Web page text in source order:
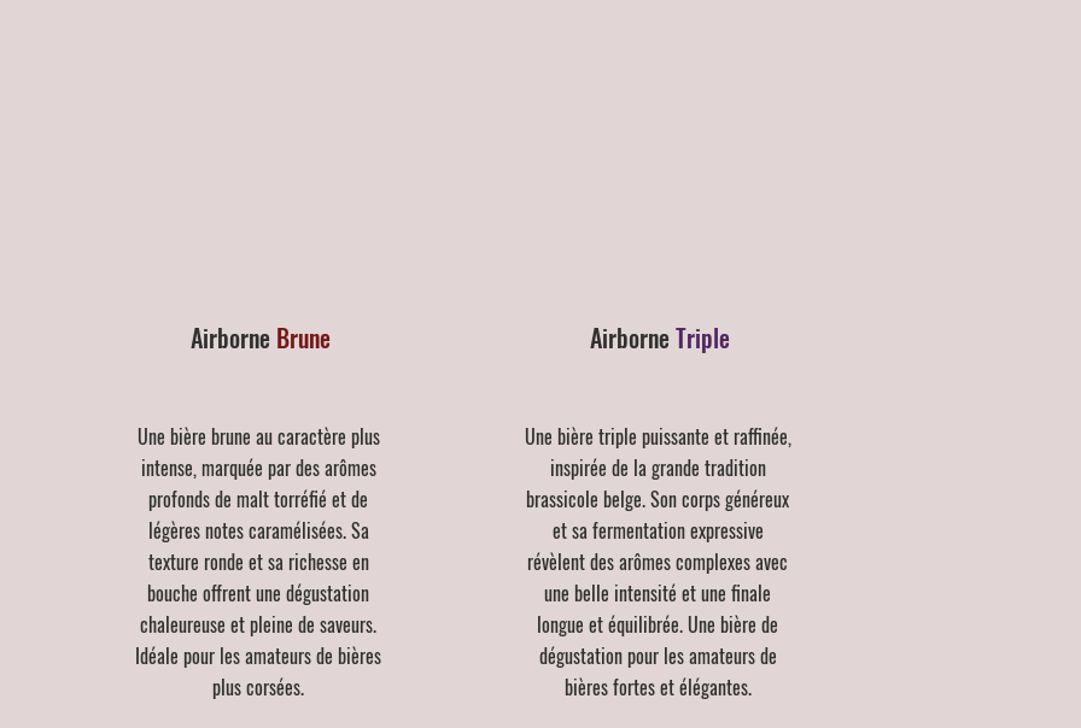
Airborne Brune
Une bière brune au caractère plus
intense, marquée par des arômes
profonds de malt torréfié et de
légères notes caramélisées. Sa
texture ronde et sa richesse en
bouche offrent une dégustation
chaleureuse et pleine de saveurs.
Idéale pour les amateurs de bières
plus corsées.
Airborne Triple
Une bière triple puissante et raffinée,
inspirée de la grande tradition
brassicole belge. Son corps généreux
et sa fermentation expressive
révèlent des arômes complexes avec
une belle intensité et une finale
longue et équilibrée. Une bière de
dégustation pour les amateurs de
bières fortes et élégantes.